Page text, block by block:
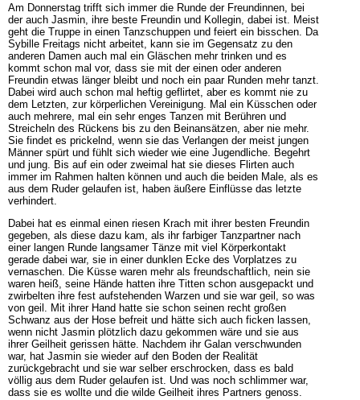
Am Donnerstag trifft sich immer die Runde der Freundinnen, bei
der auch Jasmin, ihre beste Freundin und Kollegin, dabei ist. Meist
geht die Truppe in einen Tanzschuppen und feiert ein bisschen. Da
Sybille Freitags nicht arbeitet, kann sie im Gegensatz zu den
anderen Damen auch mal ein Gläschen mehr trinken und es
kommt schon mal vor, dass sie mit der einen oder anderen
Freundin etwas länger bleibt und noch ein paar Runden mehr tanzt.
Dabei wird auch schon mal heftig geflirtet, aber es kommt nie zu
dem Letzten, zur körperlichen Vereinigung. Mal ein Küsschen oder
auch mehrere, mal ein sehr enges Tanzen mit Berühren und
Streicheln des Rückens bis zu den Beinansätzen, aber nie mehr.
Sie findet es prickelnd, wenn sie das Verlangen der meist jungen
Männer spürt und fühlt sich wieder wie eine Jugendliche. Begehrt
und jung. Bis auf ein oder zweimal hat sie dieses Flirten auch
immer im Rahmen halten können und auch die beiden Male, als es
aus dem Ruder gelaufen ist, haben äußere Einflüsse das letzte
verhindert.
Dabei hat es einmal einen riesen Krach mit ihrer besten Freundin
gegeben, als diese dazu kam, als ihr farbiger Tanzpartner nach
einer langen Runde langsamer Tänze mit viel Körperkontakt
gerade dabei war, sie in einer dunklen Ecke des Vorplatzes zu
vernaschen. Die Küsse waren mehr als freundschaftlich, nein sie
waren heiß, seine Hände hatten ihre Titten schon ausgepackt und
zwirbelten ihre fest aufstehenden Warzen und sie war geil, so was
von geil. Mit ihrer Hand hatte sie schon seinen recht großen
Schwanz aus der Hose befreit und hätte sich auch ficken lassen,
wenn nicht Jasmin plötzlich dazu gekommen wäre und sie aus
ihrer Geilheit gerissen hätte. Nachdem ihr Galan verschwunden
war, hat Jasmin sie wieder auf den Boden der Realität
zurückgebracht und sie war selber erschrocken, dass es bald
völlig aus dem Ruder gelaufen ist. Und was noch schlimmer war,
dass sie es wollte und die wilde Geilheit ihres Partners genoss.